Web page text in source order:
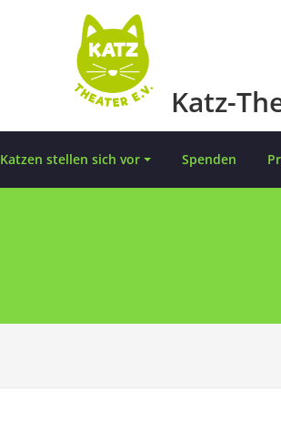
Katz-
stellen sich vor Spenden